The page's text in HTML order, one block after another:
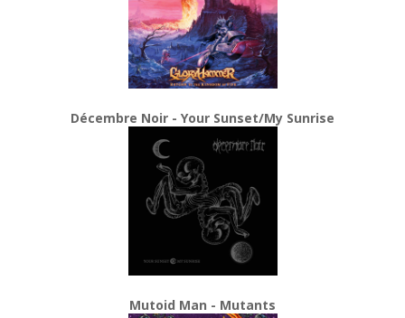
Décembre Noir - Your Sunset/My Sunrise
Mutoid Man - Mutants